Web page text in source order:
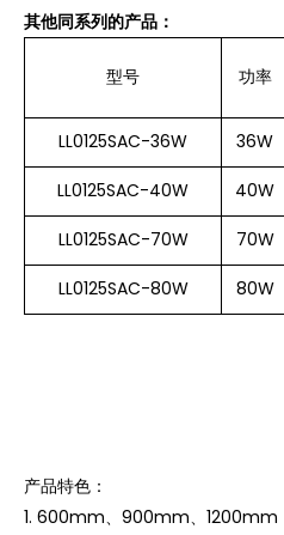
其他同系列的产品：
型号 功率
LL0125SAC-36W 36W
LL0125SAC-40W 40W
LL0125SAC-70W 70W
LL0125SAC-80W 80W
产品特色：
1. 600mm、900mm、1200mm